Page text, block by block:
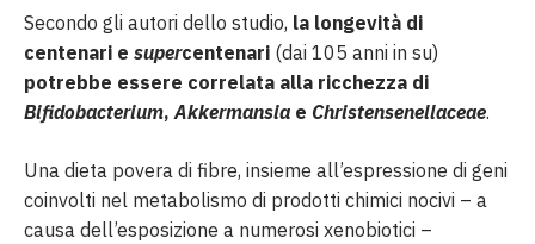
Secondo gli autori dello studio, la longevità di
centenari e supercentenari (dai 105 anni in su)
potrebbe essere correlata alla ricchezza di
Bifidobacterium,Akkermansia e Christensenellaceae.
Una dieta povera di fibre, insieme all’espressione di geni
coinvolti nel metabolismo di prodotti chimici nocivi – a
causa dell’esposizione a numerosi xenobiotici –